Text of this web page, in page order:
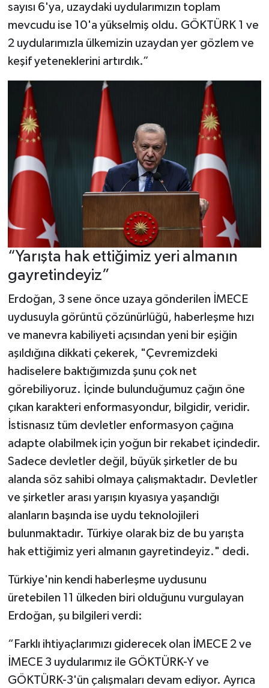
sayısı 6'ya, uzaydaki uydularımızın toplam
mevcudu ise 10'a yükselmiş oldu. GÖKTÜRK 1 ve
2 uydularımızla ülkemizin uzaydan yer gözlem ve
keşif yeteneklerini artırdık.”
“Yarışta hak ettiğimiz yeri almanın
gayretindeyiz”
Erdoğan, 3 sene önce uzaya gönderilen İMECE
uydusuyla görüntü çözünürlüğü, haberleşme hızı
ve manevra kabiliyeti açısından yeni bir eşiğin
aşıldığına dikkati çekerek, "Çevremizdeki
hadiselere baktığımızda şunu çok net
görebiliyoruz. İçinde bulunduğumuz çağın öne
çıkan karakteri enformasyondur, bilgidir, veridir.
İstisnasız tüm devletler enformasyon çağına
adapte olabilmek için yoğun bir rekabet içindedir.
Sadece devletler değil, büyük şirketler de bu
alanda söz sahibi olmaya çalışmaktadır. Devletler
ve şirketler arası yarışın kıyasıya yaşandığı
alanların başında ise uydu teknolojileri
bulunmaktadır. Türkiye olarak biz de bu yarışta
hak ettiğimiz yeri almanın gayretindeyiz." dedi.
Türkiye'nin kendi haberleşme uydusunu
üretebilen 11 ülkeden biri olduğunu vurgulayan
Erdoğan, şu bilgileri verdi:
“Farklı ihtiyaçlarımızı giderecek olan İMECE 2 ve
İMECE 3 uydularımız ile GÖKTÜRK-Y ve
GÖKTÜRK-3'ün çalışmaları devam ediyor. Ayrıca